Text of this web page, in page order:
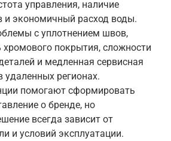
управления, наличие
и экономичный расход воды.
с уплотнением швов,
хромового покрытия, сложности
и медленная сервисная
удаленных регионах.
помогают сформировать
о бренде, но
всегда зависит от
и условий эксплуатации.